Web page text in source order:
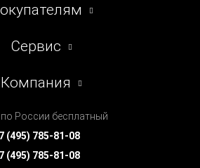
Сервис
Компания
России бесплатный
(495) 785-81-08
(495) 785-81-08